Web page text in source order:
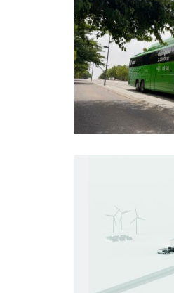
Téma
Oblasť
Obdobie
Druh